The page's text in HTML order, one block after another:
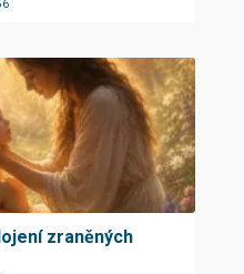
zraněných